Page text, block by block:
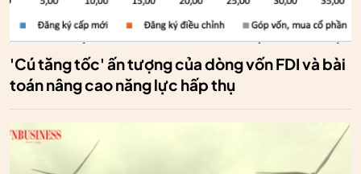
'Cú tăng tốc' ấn tượng của dòng vốn FDI và bài
toán nâng cao năng lực hấp thụ